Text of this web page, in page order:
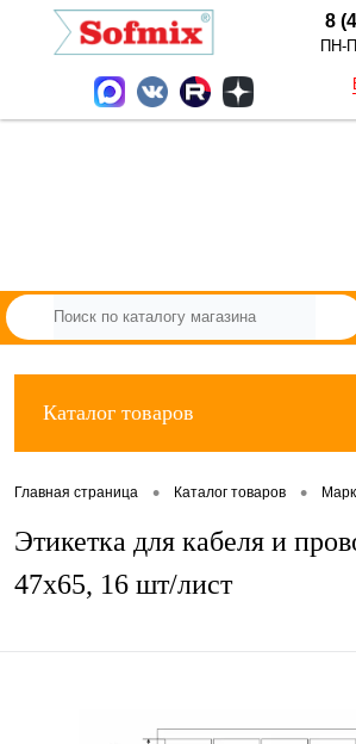
8
ПН-
Каталог товаров
Главная страница • Каталог товаров •
Этикетка для кабеля и
47х65, 16 шт/лист